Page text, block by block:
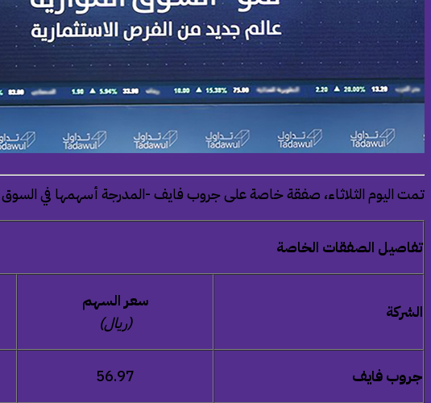
تمت اليوم الثلاثاء، صفقة خاصة على جروب فايف -المدرجة أسهمها في السوق الموازية
تفاصيل الصفقات الخاصة
الشركة
سعر السهم
(ريال)
جروب فايف 56.97